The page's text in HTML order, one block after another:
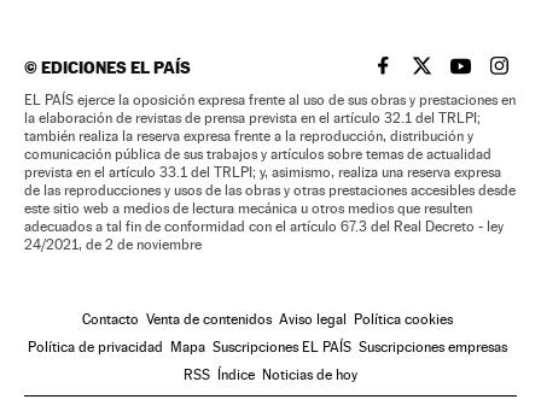
©EDICIONES EL PAÍS EL PAÍS BRASIL EN
EL PAÍSEL PAÍS
EL
EL PAÍS ejerce la oposición expresa frente al uso de sus obras y prestaciones en
la elaboración de revistas de prensa prevista en el artículo 32.1 del TRLPI;
también realiza la reserva expresa frente a la reproducción, distribución y
comunicación pública de sus trabajos y artículos sobre temas de actualidad
prevista en el artículo 33.1 del TRLPI; y, asimismo, realiza una reserva expresa
de las reproducciones y usos de las obras y otras prestaciones accesibles desde
este sitio web a medios de lectura mecánica u otros medios que resulten
adecuados a tal fin de conformidad con el artículo 67.3 del Real Decreto - ley
24/2021, de 2 de noviembre
Contacto Venta de contenidos Aviso legal Política cookies
Política de privacidad Mapa Suscripciones EL PAÍS Suscripciones empresas
RSS Índice Noticias de hoy